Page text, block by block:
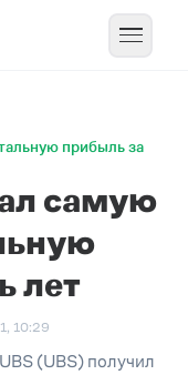
прибыль за
самую
лет
10:29
(UBS) получил